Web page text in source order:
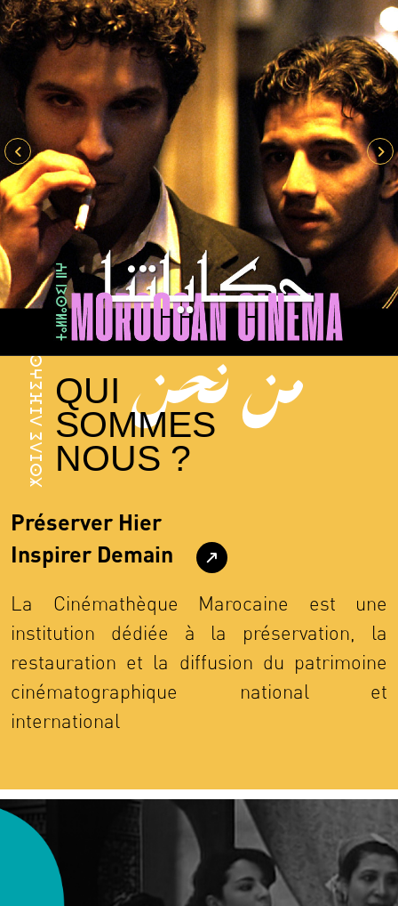
ⵅⵙⵊⴷⵉ ⴷⵊⴼⵉⵄⵙ QUI من نحن
SOMMES
NOUS ?
Préserver Hier
Inspirer Demain
La Cinémathèque Marocaine est une
institution dédiée à la préservation, la
restauration et la diffusion du patrimoine
cinématographique national et
international